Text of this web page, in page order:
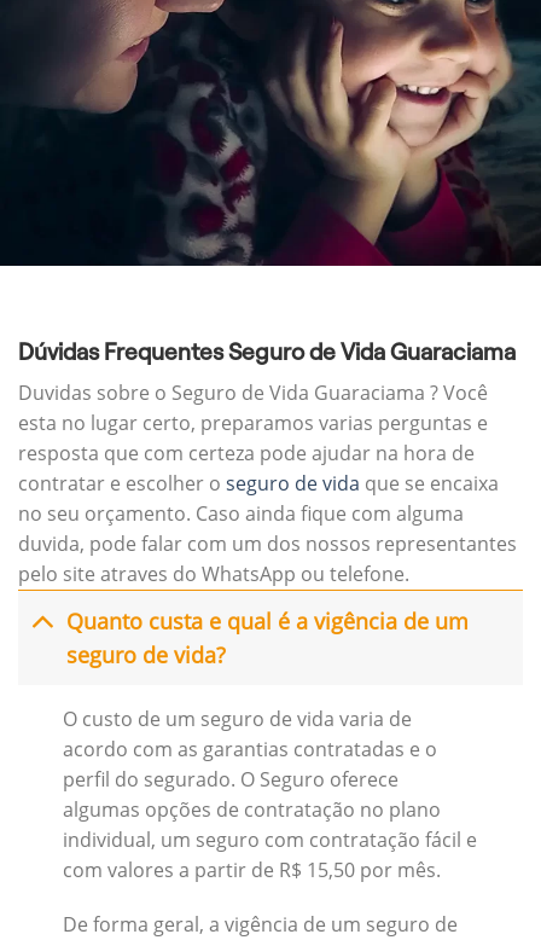
Dúvidas Frequentes Seguro de Vida Guaraciama
Duvidas sobre o Seguro de Vida Guaraciama ? Você
esta no lugar certo, preparamos varias perguntas e
resposta que com certeza pode ajudar na hora de
contratar e escolher o seguro de vida que se encaixa
no seu orçamento. Caso ainda fique com alguma
duvida, pode falar com um dos nossos representantes
pelo site atraves do WhatsApp ou telefone.
Quanto custa e qual é a vigência de um
seguro de vida?
O custo de um seguro de vida varia de
acordo com as garantias contratadas e o
perfil do segurado. O Seguro oferece
algumas opções de contratação no plano
individual, um seguro com contratação fácil e
com valores a partir de R$ 15,50 por mês.
De forma geral, a vigência de um seguro de